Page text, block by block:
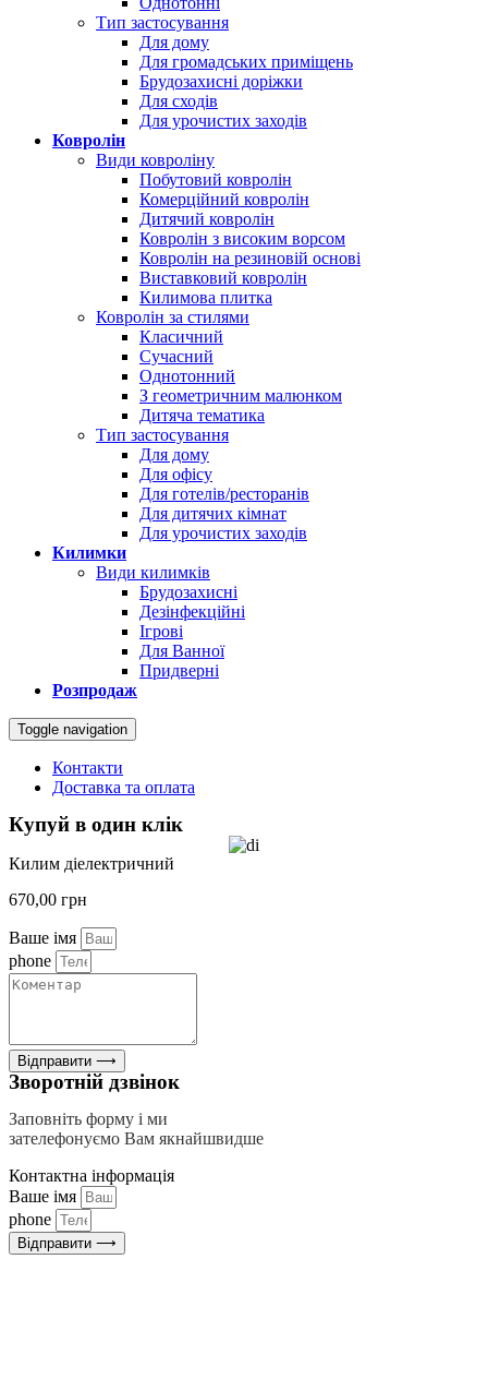
Тип застосування
Для дому
Для громадських приміщень
Брудозахисні доріжки
Для сходів
Для урочистих заходів
Ковролін
Види ковроліну
Побутовий ковролін
Комерційний ковролін
Дитячий ковролін
Ковролін з високим ворсом
Ковролін на резиновій основі
Виставковий ковролін
Килимова плитка
Ковролін за стилями
Класичний
Сучасний
Однотонний
З геометричним малюнком
Дитяча тематика
Тип застосування
Для дому
Для офісу
Для готелів/ресторанів
Для дитячих кімнат
Для урочистих заходів
Килимки
Види килимків
Брудозахисні
Дезінфекційні
Ігрові
Для Ванної
Придверні
Розпродаж
Toggle navigation
Контакти
Доставка та оплата
Купуй в один клік
Килим діелектричний
670,00 грн
Ваше імя
phone
Відправити ⟶
Зворотній дзвінок
Заповніть форму і ми
зателефонуємо Вам якнайшвидше
Контактна інформація
Ваше імя
phone
Відправити ⟶